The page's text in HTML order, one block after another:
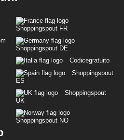
Shoppingspout FR
Shoppingspout DE
Codicegratuito
Shoppingspout
ES
Shoppingspout
UK
Shoppingspout NO